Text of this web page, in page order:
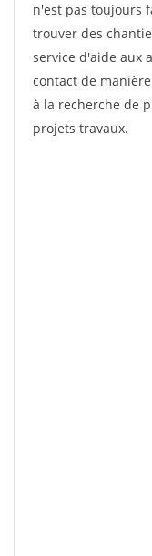
n'est pas toujours
trouver des
service d'aide aux
contact de
à la recherche de
projets travaux.